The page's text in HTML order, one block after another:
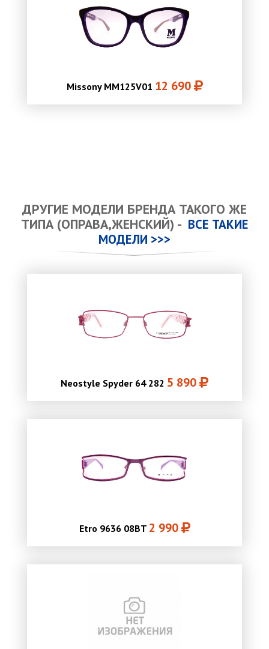
Missony MM125V01 12 690
ДРУГИЕ МОДЕЛИ БРЕНДА ТАКОГО ЖЕ
ТИПА (ОПРАВА,ЖЕНСКИЙ) - ВСЕ ТАКИЕ
МОДЕЛИ >>>
Neostyle Spyder 64 282 5 890
Etro 9636 08BT 2 990